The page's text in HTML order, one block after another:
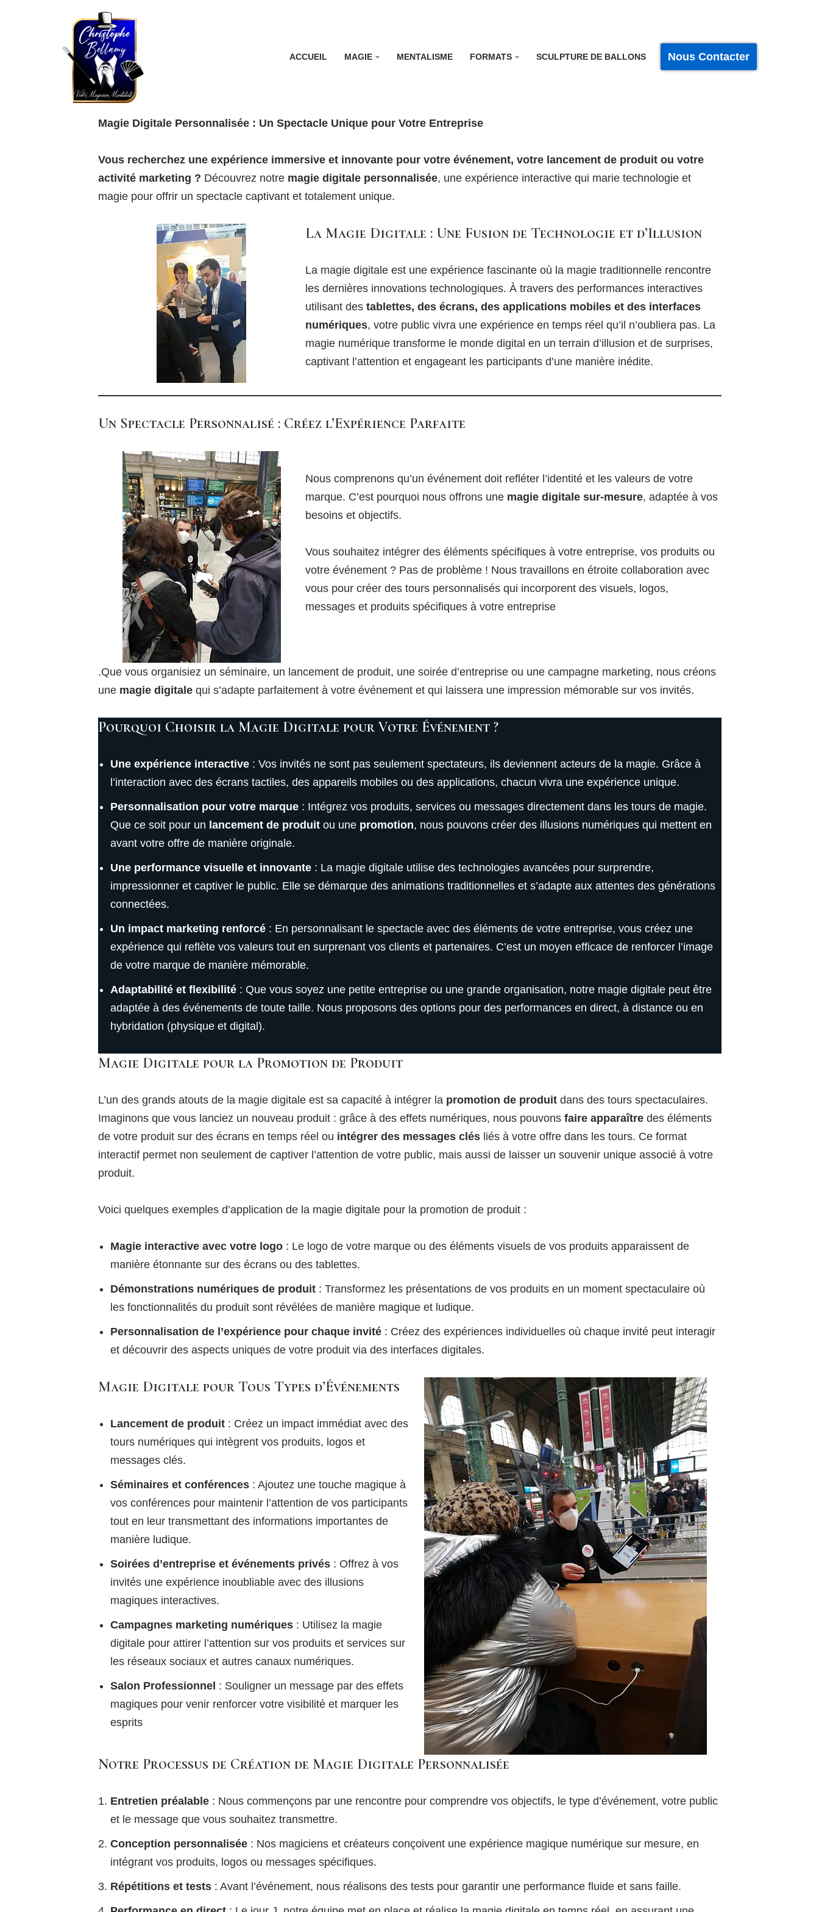
ACCUEIL MAGIE MENTALISME FORMATS SCULPTURE DE BALLONS Nous Contacter
Magie Digitale Personnalisée : Un Spectacle Unique pour Votre Entreprise
Vous recherchez une expérience immersive et innovante pour votre événement, votre lancement de produit ou votre
activité marketing ? Découvrez notre magie digitale personnalisée, une expérience interactive qui marie technologie et
magie pour offrir un spectacle captivant et totalement unique.
La Magie Digitale : Une Fusion de Technologie et d’Illusion
La magie digitale est une expérience fascinante où la magie traditionnelle rencontre
les dernières innovations technologiques. À travers des performances interactives
utilisant destablettes, des écrans, des applications mobiles et des interfaces
numériques, votre public vivra une expérience en temps réel qu’il n’oubliera pas. La
magie numérique transforme le monde digital en un terrain d’illusion et de surprises,
captivant l’attention et engageant les participants d’une manière inédite.
Un Spectacle Personnalisé : Créez l’Expérience Parfaite
Nous comprenons qu’un événement doit refléter l’identité et les valeurs de votre
marque. C’est pourquoi nous offrons une magie digitale sur-mesure, adaptée à vos
besoins et objectifs.
Vous souhaitez intégrer des éléments spécifiques à votre entreprise, vos produits ou
votre événement ? Pas de problème ! Nous travaillons en étroite collaboration avec
vous pour créer des tours personnalisés qui incorporent des visuels, logos,
messages et produits spécifiques à votre entreprise
.Que vous organisiez un séminaire, un lancement de produit, une soirée d’entreprise ou une campagne marketing, nous créons
une magie digitalequi s’adapte parfaitement à votre événement et qui laissera une impression mémorable sur vos invités.
Pourquoi Choisir la Magie Digitale pour Votre Événement ?
Une expérience interactive: Vos invités ne sont pas seulement spectateurs, ils deviennent acteurs de la magie. Grâce à
l’interaction avec des écrans tactiles, des appareils mobiles ou des applications, chacun vivra une expérience unique.
Personnalisation pour votre marque: Intégrez vos produits, services ou messages directement dans les tours de magie.
Que ce soit pour un lancement de produitou une promotion, nous pouvons créer des illusions numériques qui mettent en
avant votre offre de manière originale.
Une performance visuelle et innovante: La magie digitale utilise des technologies avancées pour surprendre,
impressionner et captiver le public. Elle se démarque des animations traditionnelles et s’adapte aux attentes des générations
connectées.
Un impact marketing renforcé: En personnalisant le spectacle avec des éléments de votre entreprise, vous créez une
expérience qui reflète vos valeurs tout en surprenant vos clients et partenaires. C’est un moyen efficace de renforcer l’image
de votre marque de manière mémorable.
Adaptabilité et flexibilité: Que vous soyez une petite entreprise ou une grande organisation, notre magie digitale peut être
adaptée à des événements de toute taille. Nous proposons des options pour des performances en direct, à distance ou en
hybridation (physique et digital).
Magie Digitale pour la Promotion de Produit
L’un des grands atouts de la magie digitale est sa capacité à intégrer la promotion de produitdans des tours spectaculaires.
Imaginons que vous lanciez un nouveau produit : grâce à des effets numériques, nous pouvons faire apparaîtredes éléments
de votre produit sur des écrans en temps réel ou intégrer des messages clésliés à votre offre dans les tours. Ce format
interactif permet non seulement de captiver l’attention de votre public, mais aussi de laisser un souvenir unique associé à votre
produit.
Voici quelques exemples d’application de la magie digitale pour la promotion de produit :
Magie interactive avec votre logo: Le logo de votre marque ou des éléments visuels de vos produits apparaissent de
manière étonnante sur des écrans ou des tablettes.
Démonstrations numériques de produit: Transformez les présentations de vos produits en un moment spectaculaire où
les fonctionnalités du produit sont révélées de manière magique et ludique.
Personnalisation de l’expérience pour chaque invité: Créez des expériences individuelles où chaque invité peut interagir
et découvrir des aspects uniques de votre produit via des interfaces digitales.
Magie Digitale pour Tous Types d’Événements
Lancement de produit: Créez un impact immédiat avec des
tours numériques qui intègrent vos produits, logos et
messages clés.
Séminaires et conférences: Ajoutez une touche magique à
vos conférences pour maintenir l’attention de vos participants
tout en leur transmettant des informations importantes de
manière ludique.
Soirées d’entreprise et événements privés: Offrez à vos
invités une expérience inoubliable avec des illusions
magiques interactives.
Campagnes marketing numériques: Utilisez la magie
digitale pour attirer l’attention sur vos produits et services sur
les réseaux sociaux et autres canaux numériques.
Salon Professionnel : Souligner un message par des effets
magiques pour venir renforcer votre visibilité et marquer les
esprits
Notre Processus de Création de Magie Digitale Personnalisée
Entretien préalable: Nous commençons par une rencontre pour comprendre vos objectifs, le type d’événement, votre public
et le message que vous souhaitez transmettre.
Conception personnalisée: Nos magiciens et créateurs conçoivent une expérience magique numérique sur mesure, en
intégrant vos produits, logos ou messages spécifiques.
Répétitions et tests: Avant l’événement, nous réalisons des tests pour garantir une performance fluide et sans faille.